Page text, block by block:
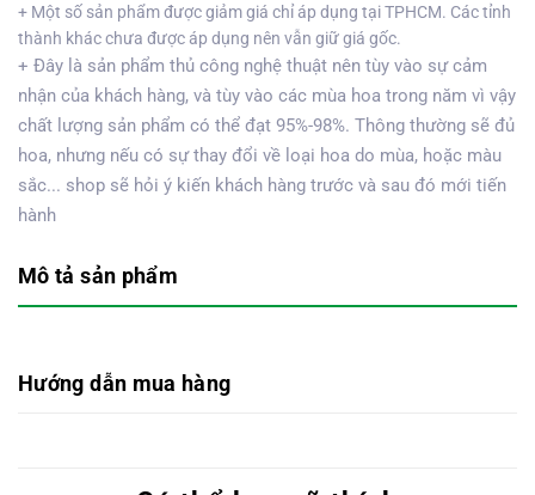
+ Một số sản phẩm được giảm giá chỉ áp dụng tại TPHCM. Các tỉnh
thành khác chưa được áp dụng nên vẫn giữ giá gốc.
+ Đây là sản phẩm thủ công nghệ thuật nên tùy vào sự cảm
nhận của khách hàng, và tùy vào các mùa hoa trong năm vì vậy
chất lượng sản phẩm có thể đạt 95%-98%. Thông thường sẽ đủ
hoa, nhưng nếu có sự thay đổi về loại hoa do mùa, hoặc màu
sắc... shop sẽ hỏi ý kiến khách hàng trước và sau đó mới tiến
hành
Mô tả sản phẩm
Hướng dẫn mua hàng